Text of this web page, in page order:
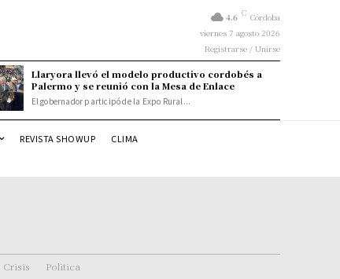
4.6 C Córdoba
viernes 7 agosto 2026
Registrarse / Unirse
Llaryora llevó el modelo productivo cordobés a
Palermo y se reunió con la Mesa de Enlace
El gobernador participó de la Expo Rural...
REVISTA SHOWUP CLIMA
Crisis Politica